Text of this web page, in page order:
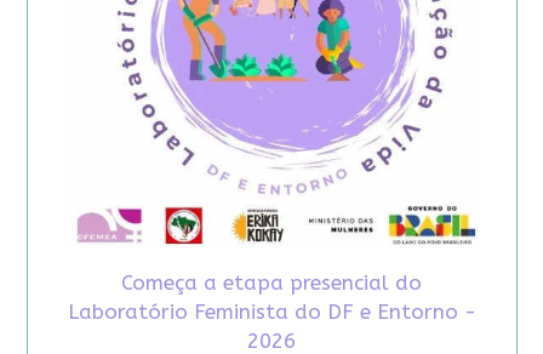
Começa a etapa presencial do
Laboratório Feminista do DF e Entorno -
2026